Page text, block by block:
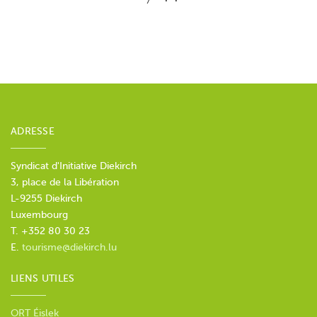
ADRESSE
Syndicat d'Initiative Diekirch
3, place de la Libération
L-9255 Diekirch
Luxembourg
T. +352 80 30 23
E. tourisme@diekirch.lu
LIENS UTILES
ORT Éislek